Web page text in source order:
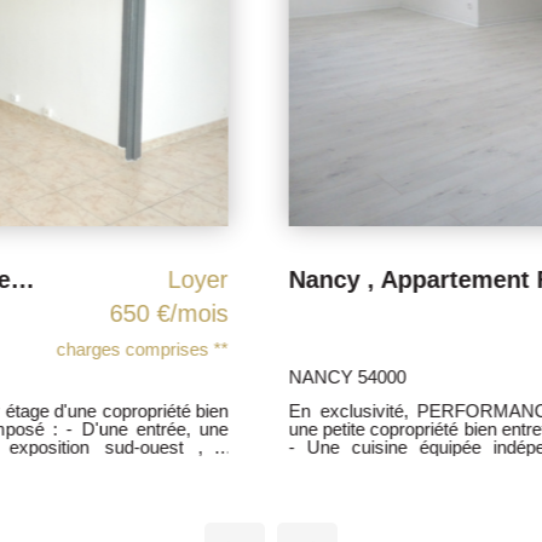
Nancy , Appartement F2 rénové avec Garage, Cave.
Loyer
490 €/mois
charges comprises **
Appartement rénové dans
étage ( 3éme) comprenant :
NANCY 54000
Appartement de type F3
entrée, un salon, une
de bains avec douche,